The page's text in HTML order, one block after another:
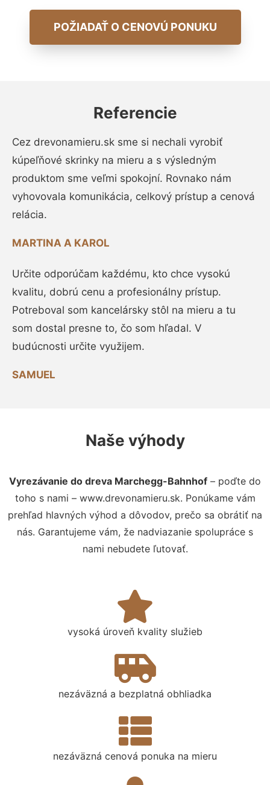
POŽIADAŤ O CENOVÚ PONUKU
Referencie
Cez drevonamieru.sk sme si nechali vyrobiť
kúpeľňové skrinky na mieru a s výsledným
produktom sme veľmi spokojní. Rovnako nám
vyhovovala komunikácia, celkový prístup a cenová
relácia.
MARTINA A KAROL
Určite odporúčam každému, kto chce vysokú
kvalitu, dobrú cenu a profesionálny prístup.
Potreboval som kancelársky stôl na mieru a tu
som dostal presne to, čo som hľadal. V
budúcnosti určite využijem.
SAMUEL
Naše výhody
Vyrezávanie do dreva Marchegg-Bahnhof – poďte do
toho s nami – www.drevonamieru.sk. Ponúkame vám
prehľad hlavných výhod a dôvodov, prečo sa obrátiť na
nás. Garantujeme vám, že nadviazanie spolupráce s
nami nebudete ľutovať.
vysoká úroveň kvality služieb
nezáväzná a bezplatná obhliadka
nezáväzná cenová ponuka na mieru